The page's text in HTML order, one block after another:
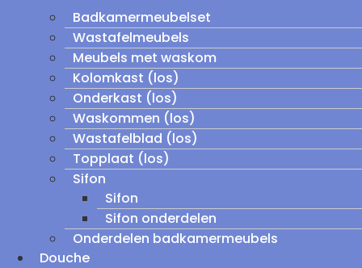
Badkamermeubelset
Wastafelmeubels
Meubels met waskom
Kolomkast (los)
Onderkast (los)
Waskommen (los)
Wastafelblad (los)
Topplaat (los)
Sifon
Sifon
Sifon onderdelen
Onderdelen badkamermeubels
Douche